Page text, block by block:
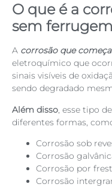
O que é a
sem
A corrosão que
eletroquímico que
sinais visíveis de
sendo degradado
Além disso , esse tipo
diferentes formas,
Corrosão sob
Corrosão
Corrosão por
Corrosão